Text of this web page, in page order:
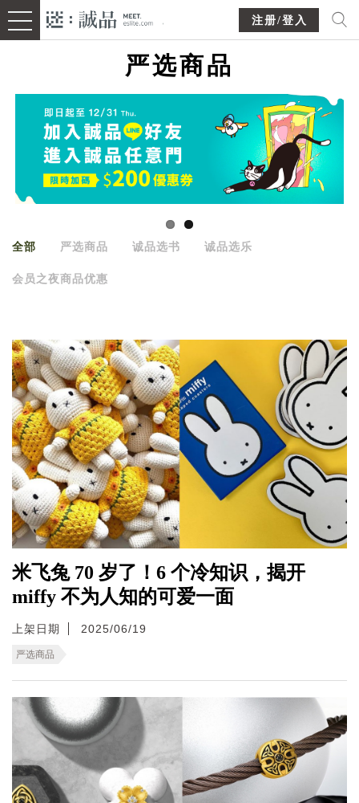
注册/登入
严选商品
全部 严选商品 诚品选书 诚品选乐
会员之夜商品优惠
米飞兔 70 岁了！6 个冷知识，揭开
miffy 不为人知的可爱一面
上架日期 2025/06/19
严选商品